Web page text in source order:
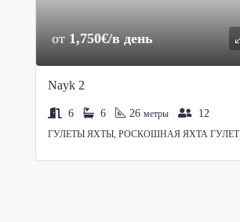
от 1,750€/в день
Nayk 2
6 6 26 метры 12
ГУЛЕТЫ ЯХТЫ, РОСКОШНАЯ ЯХТА ГУЛЕТ